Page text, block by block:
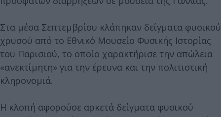
Στα μέσα Σεπτεμβρίου κλάπηκαν δείγματα φυσικού
χρυσού από το Εθνικό Μουσείο Φυσικής Ιστορίας
του Παρισιού, το οποίο χαρακτήρισε την απώλεια
«ανεκτίμητη» για την έρευνα και την πολιτιστική
κληρονομιά.
Η κλοπή αφορούσε αρκετά δείγματα φυσικού